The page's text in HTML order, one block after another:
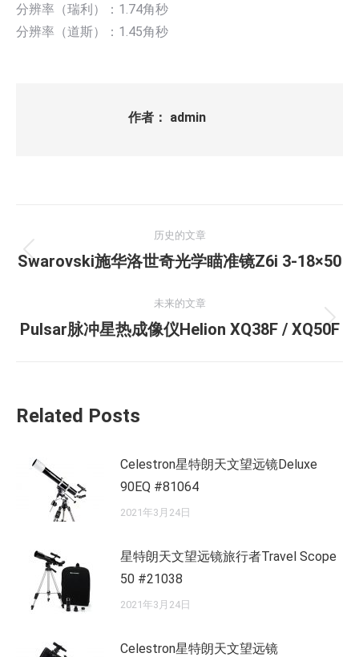
分辨率（瑞利）：1.74角秒
分辨率（道斯）：1.45角秒
作者： admin
章
航
历史的文章
历
的
文
Swarovski施华洛世奇光学瞄准镜Z6i 3-18×50
未来的文章
未
Pulsar脉冲星热成像仪Helion XQ38F / XQ50F
Related Posts
Celestron星特朗天文望远镜Deluxe
90EQ #81064
2021年3月24日
星特朗天文望远镜旅行者Travel Scope
50 #21038
2021年3月24日
Celestron星特朗天文望远镜